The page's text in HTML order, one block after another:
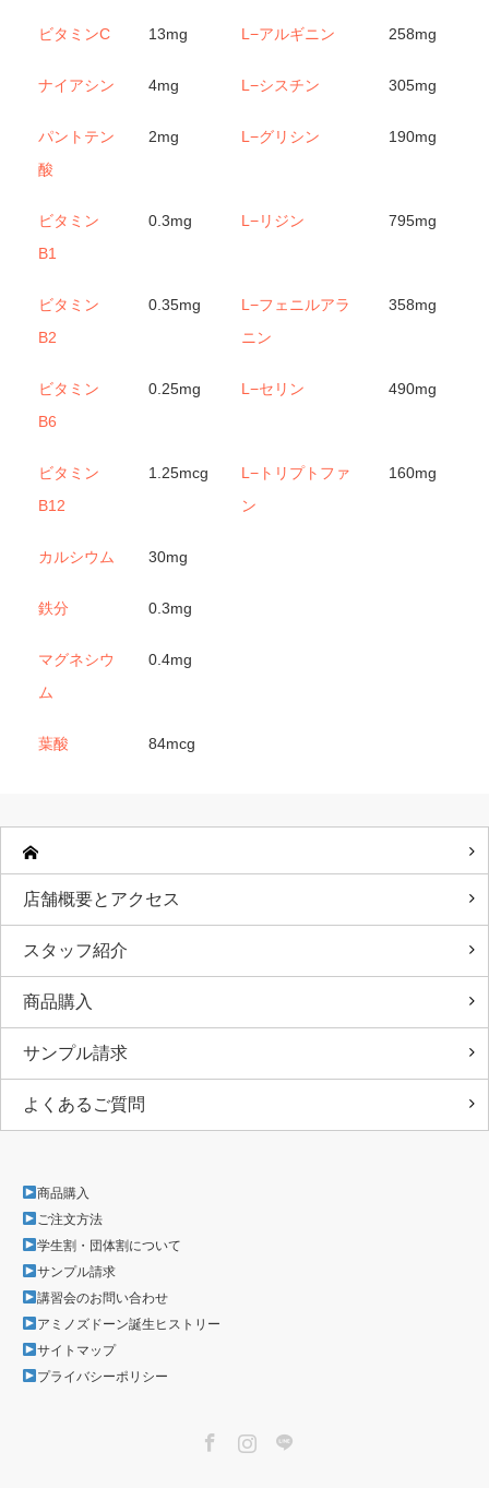
ビタミンC 13mg L−アルギニン 258mg
ナイアシン 4mg L−シスチン 305mg
パントテン
酸
2mg L−グリシン 190mg
ビタミン
B1
0.3mg L−リジン 795mg
ビタミン
B2
0.35mg
L−フェニルアラ
ニン
358mg
ビタミン
B6
0.25mg L−セリン 490mg
ビタミン
B12
1.25mcg
L−トリプトファ
ン
160mg
カルシウム 30mg
鉄分 0.3mg
マグネシウ
ム
0.4mg
葉酸 84mcg
店舗概要とアクセス
スタッフ紹介
商品購入
サンプル請求
よくあるご質問
商品購入
ご注文方法
学生割・団体割について
サンプル請求
講習会のお問い合わせ
アミノズドーン誕生ヒストリー
サイトマップ
プライバシーポリシー